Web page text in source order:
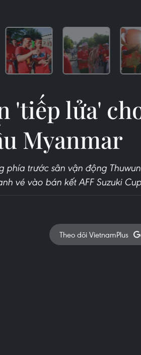
'tiếp lửa'
Myanmar
trước sân vận động
vé vào bán kết AFF Suzuki
Theo dõi VietnamPlus